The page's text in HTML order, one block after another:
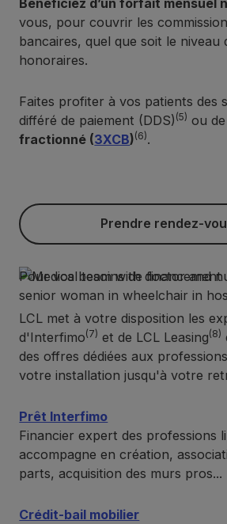
vous, pour couvrir les
bancaires, quel que soit le niveau
honoraires.
Faites profiter à vos patients des
différé de paiement (DDS) (5) ou de
fractionné (3XCB)(6).
Prendre rendez-vous
Prendre rendez-
Pour vos besoins de financement
LCL met à votre disposition les
d'Interfimo(7) et de LCL Leasing(8)
des offres dédiées aux
votre installation jusqu'à votre
Prêt Interfimo
Financier expert des professions
accompagne en création,
parts, acquisition des murs pros...
Crédit-bail mobilier